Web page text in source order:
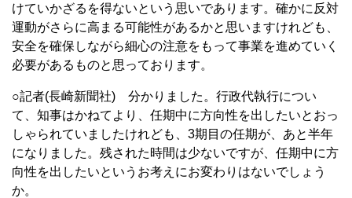
けていかざるを得ないという思いであります。確かに反対
運動がさらに高まる可能性があるかと思いますけれども、
安全を確保しながら細心の注意をもって事業を進めていく
必要があるものと思っております。
○記者(長崎新聞社) 分かりました。行政代執行につい
て、知事はかねてより、任期中に方向性を出したいとおっ
しゃられていましたけれども、3期目の任期が、あと半年
になりました。残された時間は少ないですが、任期中に方
向性を出したいというお考えにお変わりはないでしょう
か。